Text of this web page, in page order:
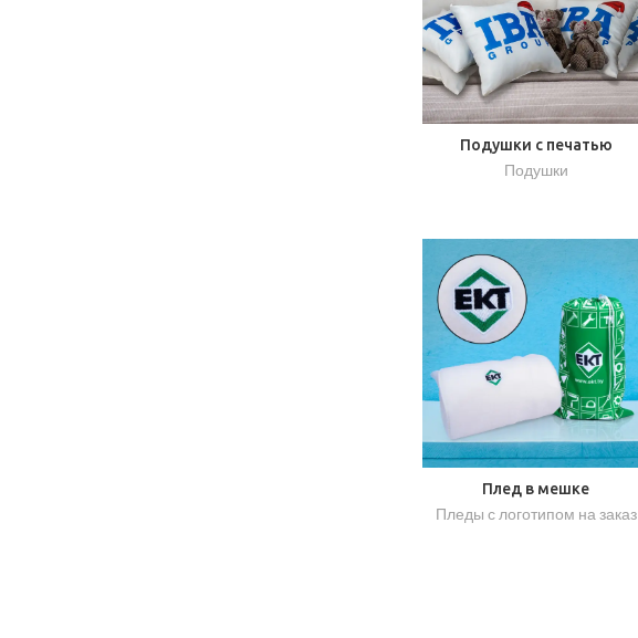
Подушки с печатью
Подушки
Плед в мешке
Пледы с логотипом на заказ